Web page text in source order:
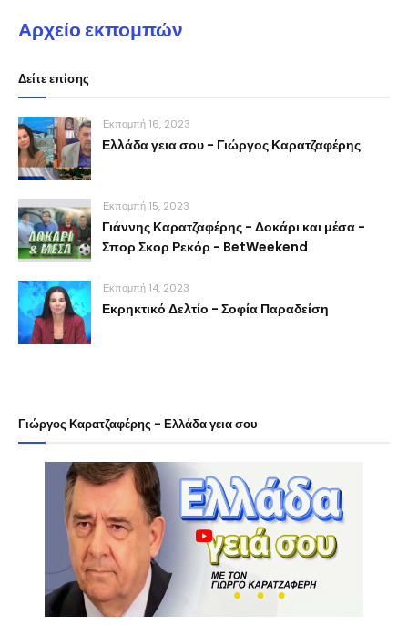
Αρχείο εκπομπών
Δείτε επίσης
Εκπομπή 16, 2023
Ελλάδα γεια σου - Γιώργος Καρατζαφέρης
Εκπομπή 15, 2023
Γιάννης Καρατζαφέρης - Δοκάρι και μέσα -
Σπορ Σκορ Ρεκόρ - BetWeekend
Εκπομπή 14, 2023
Εκρηκτικό Δελτίο - Σοφία Παραδείση
Γιώργος Καρατζαφέρης - Ελλάδα γεια σου